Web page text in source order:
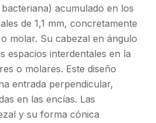
acumulado en los
de 1,1 mm, concretamente
molar. Su cabezal en ángulo
espacios interdentales en la
o molares. Este diseño
entrada perpendicular,
en las encías. Las
y su forma cónica